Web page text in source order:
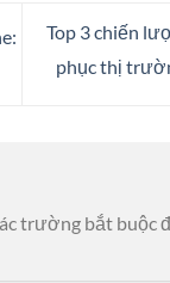
Top 3 chiến
phục thị
trường bắt buộc